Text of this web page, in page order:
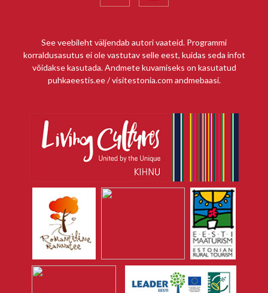
See veebileht väljendab autori vaateid. Programmi
korraldusasutus ei ole vastutav selle eest, kuidas seda infot
võidakse kasutada. Andmete kuvamiseks on kasutatud
puhkaeestis.ee / visitestonia.com andmebaasi.